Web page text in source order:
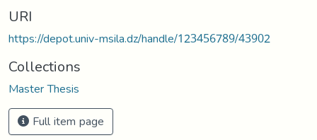
URI
https://depot.univ-msila.dz/handle/123456789/43902
Collections
Master Thesis
Full item page